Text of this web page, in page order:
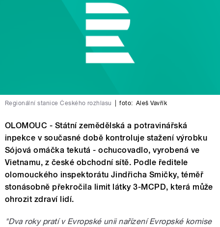
Regionální stanice Českého rozhlasu foto: Aleš Vavřík
OLOMOUC - Státní zemědělská a potravinářská
inpekce v současné době kontroluje stažení výrobku
Sójová omáčka tekutá - ochucovadlo, vyrobená ve
Vietnamu, z české obchodní sítě. Podle ředitele
olomouckého inspektorátu Jindřicha Smičky, téměř
stonásobně překročila limit látky 3-MCPD, která může
ohrozit zdraví lidí.
"Dva roky pratí v Evropské unii nařízení Evropské komise